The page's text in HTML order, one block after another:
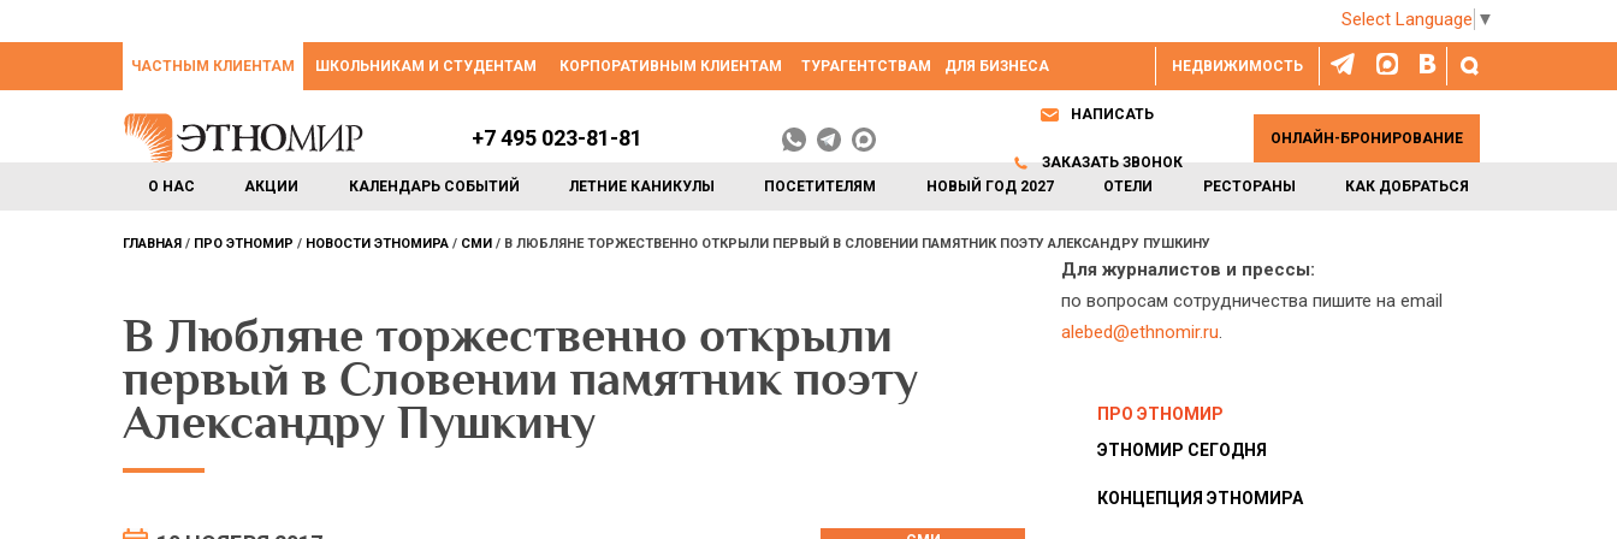
Select Language ▼
НЕДВИЖИМОСТЬ
ЧАСТНЫМ КЛИЕНТАМ ШКОЛЬНИКАМ И СТУДЕНТАМ КОРПОРАТИВНЫМ КЛИЕНТАМ ТУРАГЕНТСТВАМ ДЛЯ БИЗНЕСА
О НАС АКЦИИ КАЛЕНДАРЬ СОБЫТИЙ ЛЕТНИЕ КАНИКУЛЫ ПОСЕТИТЕЛЯМ НОВЫЙ ГОД 2027 ОТЕЛИ РЕСТОРАНЫ КАК ДОБРАТЬСЯ
+7 495 023-81-81
НАПИСАТЬ
ЗАКАЗАТЬ ЗВОНОК
ОНЛАЙН-БРОНИРОВАНИЕ
ГЛАВНАЯ ПРО ЭТНОМИР НОВОСТИ ЭТНОМИРА СМИ В ЛЮБЛЯНЕ ТОРЖЕСТВЕННО ОТКРЫЛИ ПЕРВЫЙ В СЛОВЕНИИ ПАМЯТНИК ПОЭТУ АЛЕКСАНДРУ ПУШКИНУ
В Любляне торжественно открыли
первый в Словении памятник поэту
Александру Пушкину
Для журналистов и прессы:
по вопросам сотрудничества пишите на email
alebed@ethnomir.ru.
ПРО ЭТНОМИР
ЭТНОМИР СЕГОДНЯ
КОНЦЕПЦИЯ ЭТНОМИРА